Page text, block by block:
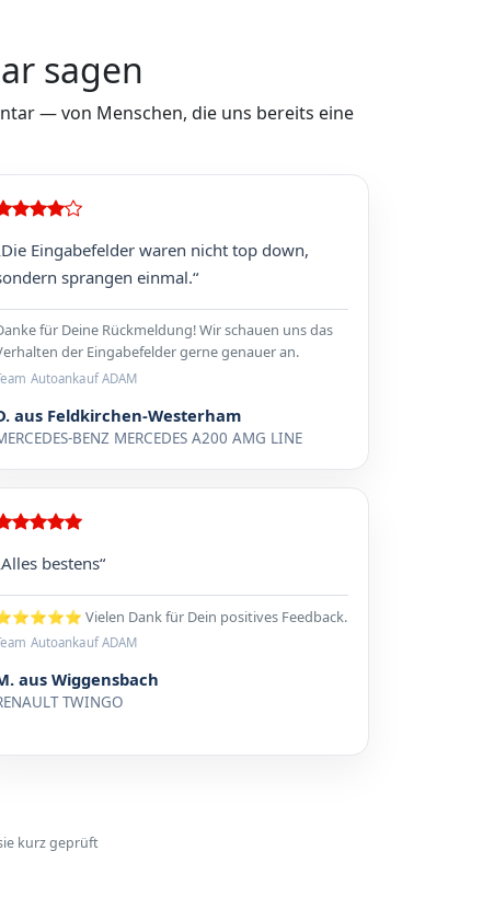
sagen
— von Menschen, die uns bereits eine
„Die Eingabefelder waren nicht top down,
sprangen einmal.“
für Deine Rückmeldung! Wir schauen uns das
der Eingabefelder gerne genauer an.
Autoankauf ADAM
aus Feldkirchen-Westerham
BENZ MERCEDES A200 AMG LINE
„Alles bestens“
Vielen Dank für Dein positives Feedback.
Autoankauf ADAM
aus Wiggensbach
TWINGO
kurz geprüft